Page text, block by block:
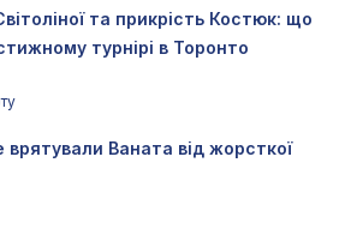
та прикрість Костюк: що
турнірі в Торонто
врятували Ваната від жорсткої